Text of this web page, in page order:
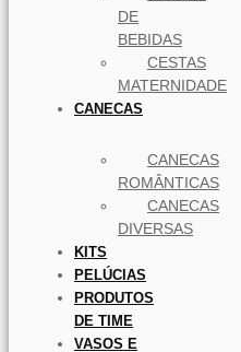
DE
BEBIDAS
CESTAS
MATERNIDADE
CANECAS
CANECAS
ROMÂNTICAS
CANECAS
DIVERSAS
KITS
PELÚCIAS
PRODUTOS
DE TIME
VASOS E